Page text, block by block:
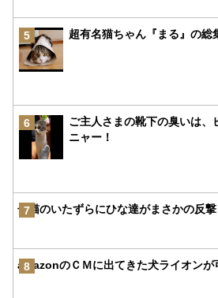
5 超有名猫ちゃん『まる』の
6
ご主人さまの靴下の臭いは、
ニャー！
7
子猫のいたずらにひな達がまさかの反
8
amazonのＣＭに出てきた犬ライオン